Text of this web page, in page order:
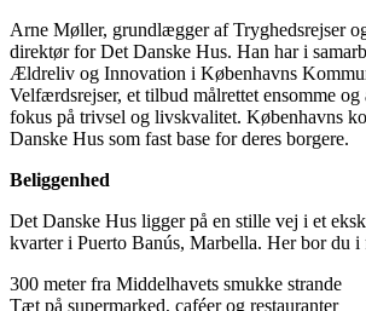
Arne Møller, grundlægger af Tryghedsrejser
direktør for Det Danske Hus. Han har i
Ældreliv og Innovation i Københavns
Velfærdsrejser, et tilbud målrettet ensomme
fokus på trivsel og livskvalitet. Københavns
Danske Hus som fast base for deres borgere.
Beliggenhed
Det Danske Hus ligger på en stille vej i et
kvarter i Puerto Banús, Marbella. Her bor du
300 meter fra Middelhavets smukke strande
Tæt på supermarked, caféer og restauranter